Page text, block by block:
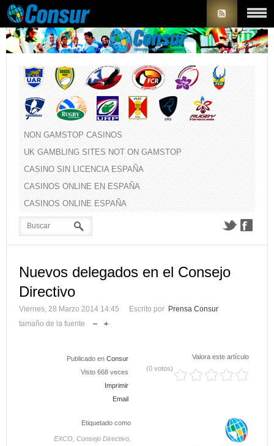
NON GAMSTOP CASINOS
UK GAMBLING SITES NOT ON GAMSTOP
CASINO SIN LICENCIA ESPAÑA
CASINOS ONLINE EN ESPAÑA
CASINOS ONLINE ESPAÑA
Nuevos delegados en el Consejo
Directivo
Viernes, 28 Marzo 2014 14:45 Escrito por Prensa Consur
tamaño de la fuente
Publicado en Consur
Visto 668 veces
Imprimir
Email
Valora este artículo
(0 votos)
Etiquetado como
EXCO, Consejo Directivo,